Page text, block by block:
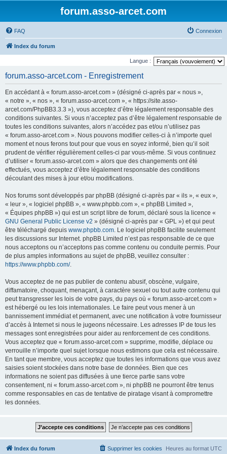
forum.asso-arcet.com
FAQ Connexion
Index du forum
Langue :
forum.asso-arcet.com - Enregistrement
En accédant à « forum.asso-arcet.com » (désigné ci-après par « nous »,
« notre », « nos », « forum.asso-arcet.com », « https://site.asso-
arcet.com/PhpBB3.3.3 »), vous acceptez d’être légalement responsable des
conditions suivantes. Si vous n’acceptez pas d’être légalement responsable de
toutes les conditions suivantes, alors n’accédez pas et/ou n’utilisez pas
« forum.asso-arcet.com ». Nous pouvons modifier celles-ci à n’importe quel
moment et nous ferons tout pour que vous en soyez informé, bien qu’il soit
prudent de vérifier régulièrement celles-ci par vous-même. Si vous continuez
d’utiliser « forum.asso-arcet.com » alors que des changements ont été
effectués, vous acceptez d’être légalement responsable des conditions
découlant des mises à jour et/ou modifications.
Nos forums sont développés par phpBB (désigné ci-après par « ils », « eux »,
« leur », « logiciel phpBB », « www.phpbb.com », « phpBB Limited »,
« Équipes phpBB ») qui est un script libre de forum, déclaré sous la licence «
GNU General Public License v2 » (désigné ci-après par « GPL ») et qui peut
être téléchargé depuis www.phpbb.com. Le logiciel phpBB facilite seulement
les discussions sur Internet. phpBB Limited n’est pas responsable de ce que
nous acceptons ou n’acceptons pas comme contenu ou conduite permis. Pour
de plus amples informations au sujet de phpBB, veuillez consulter :
https://www.phpbb.com/.
Vous acceptez de ne pas publier de contenu abusif, obscène, vulgaire,
diffamatoire, choquant, menaçant, à caractère sexuel ou tout autre contenu qui
peut transgresser les lois de votre pays, du pays où « forum.asso-arcet.com »
est hébergé ou les lois internationales. Le faire peut vous mener à un
bannissement immédiat et permanent, avec une notification à votre fournisseur
d’accès à Internet si nous le jugeons nécessaire. Les adresses IP de tous les
messages sont enregistrées pour aider au renforcement de ces conditions.
Vous acceptez que « forum.asso-arcet.com » supprime, modifie, déplace ou
verrouille n’importe quel sujet lorsque nous estimons que cela est nécessaire.
En tant que membre, vous acceptez que toutes les informations que vous avez
saisies soient stockées dans notre base de données. Bien que ces
informations ne soient pas diffusées à une tierce partie sans votre
consentement, ni « forum.asso-arcet.com », ni phpBB ne pourront être tenus
comme responsables en cas de tentative de piratage visant à compromettre
les données.
Index du forum Heures au format UTC
Supprimer les cookies